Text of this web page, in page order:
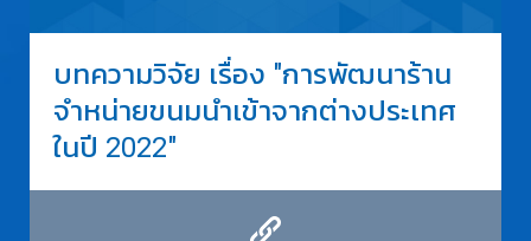
บทความวิจัย เรื่อง "การพัฒนาร้าน
จำหน่ายขนมนำเข้าจากต่างประเทศ
ในปี 2022"